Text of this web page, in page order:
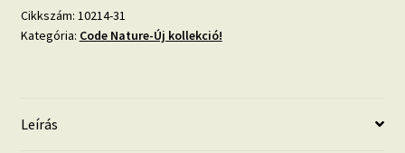
szürke
színű
Cikkszám: 10214-31
Kategória: Code Nature-Új kollekció!
Leírás